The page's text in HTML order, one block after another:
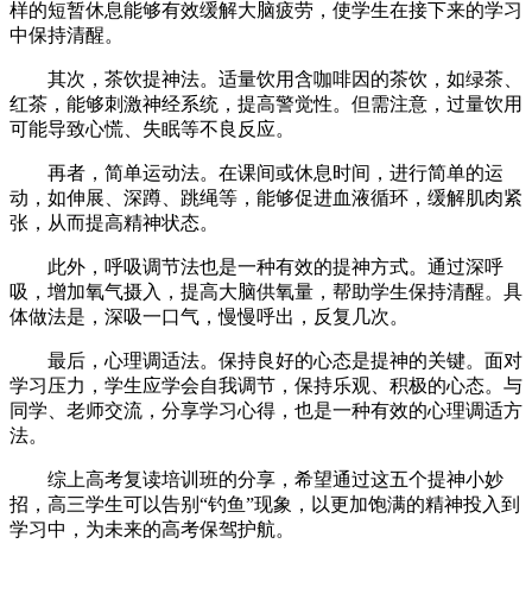
样的短暂休息能够有效缓解大脑疲劳，使学生在接下来的学习
中保持清醒。
其次，茶饮提神法。适量饮用含咖啡因的茶饮，如绿茶、
红茶，能够刺激神经系统，提高警觉性。但需注意，过量饮用
可能导致心慌、失眠等不良反应。
再者，简单运动法。在课间或休息时间，进行简单的运
动，如伸展、深蹲、跳绳等，能够促进血液循环，缓解肌肉紧
张，从而提高精神状态。
此外，呼吸调节法也是一种有效的提神方式。通过深呼
吸，增加氧气摄入，提高大脑供氧量，帮助学生保持清醒。具
体做法是，深吸一口气，慢慢呼出，反复几次。
最后，心理调适法。保持良好的心态是提神的关键。面对
学习压力，学生应学会自我调节，保持乐观、积极的心态。与
同学、老师交流，分享学习心得，也是一种有效的心理调适方
法。
综上高考复读培训班的分享，希望通过这五个提神小妙
招，高三学生可以告别“钓鱼”现象，以更加饱满的精神投入到
学习中，为未来的高考保驾护航。